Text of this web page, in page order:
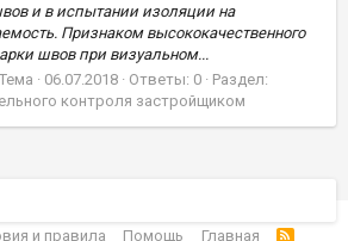
и в испытании изоляции на
Признаком высококачественного
швов при визуальном...
Тема 06.07.2018 Ответы: 0
Раздел:
контроля застройщиком
и правила Помощь Главная